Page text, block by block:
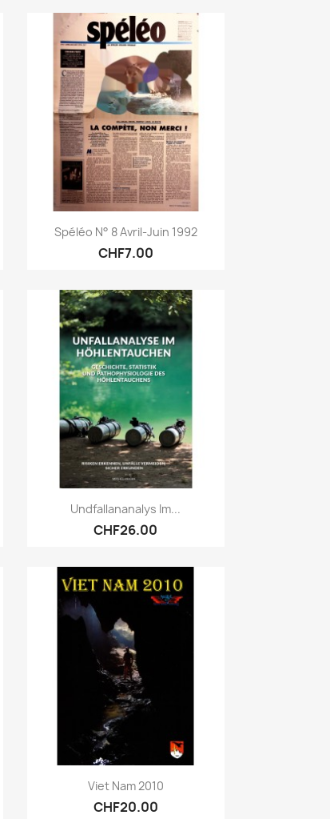
Quick view
Spéléo N° 8 Avril-Juin 1992
CHF7.00
Quick view
Undfallananalys Im...
CHF26.00
Quick view
Viet Nam 2010
CHF20.00